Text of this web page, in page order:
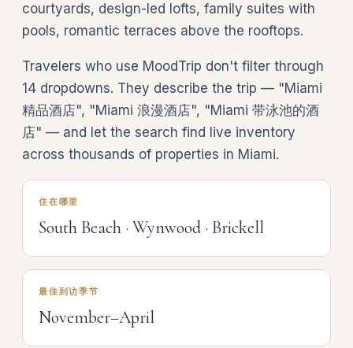
courtyards, design-led lofts, family suites with
pools, romantic terraces above the rooftops.
Travelers who use MoodTrip don't filter through
14 dropdowns. They describe the trip — "Miami
精品酒店", "Miami 浪漫酒店", "Miami 带泳池的酒
店" — and let the search find live inventory
across thousands of properties in Miami.
住在哪里
South Beach · Wynwood · Brickell
最佳到访季节
November–April